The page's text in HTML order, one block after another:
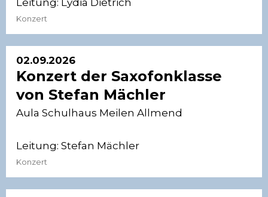
Leitung: Lydia Dietrich
Konzert
02.09.2026
Konzert der Saxofonklasse
von Stefan Mächler
Aula Schulhaus Meilen Allmend
Leitung: Stefan Mächler
Konzert